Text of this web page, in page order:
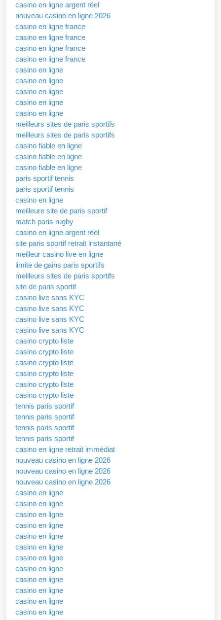
casino en ligne argent réel
nouveau casino en ligne 2026
casino en ligne france
casino en ligne france
casino en ligne france
casino en ligne france
casino en ligne
casino en ligne
casino en ligne
casino en ligne
casino en ligne
meilleurs sites de paris sportifs
meilleurs sites de paris sportifs
casino fiable en ligne
casino fiable en ligne
casino fiable en ligne
paris sportif tennis
paris sportif tennis
casino en ligne
meilleure site de paris sportif
match paris rugby
casino en ligne argent réel
site paris sportif retrait instantané
meilleur casino live en ligne
limite de gains paris sportifs
meilleurs sites de paris sportifs
site de paris sportif
casino live sans KYC
casino live sans KYC
casino live sans KYC
casino live sans KYC
casino crypto liste
casino crypto liste
casino crypto liste
casino crypto liste
casino crypto liste
casino crypto liste
tennis paris sportif
tennis paris sportif
tennis paris sportif
tennis paris sportif
casino en ligne retrait immédiat
nouveau casino en ligne 2026
nouveau casino en ligne 2026
nouveau casino en ligne 2026
casino en ligne
casino en ligne
casino en ligne
casino en ligne
casino en ligne
casino en ligne
casino en ligne
casino en ligne
casino en ligne
casino en ligne
casino en ligne
casino en ligne